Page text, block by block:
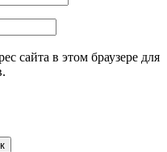
сайта в этом браузере для